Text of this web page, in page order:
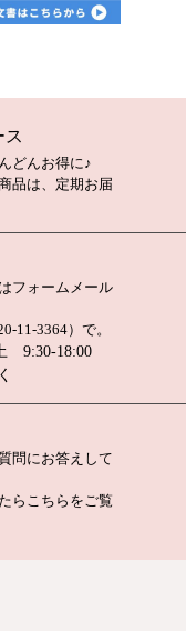
ス
どんお得に♪
品は、定期お届
フォームメール
11-3364）で。
9:30-18:00
問にお答えして
ら こちら をご覧